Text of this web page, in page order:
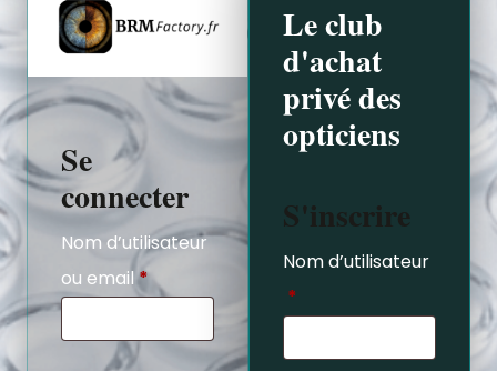
Se
connecter
Nom d’utilisateur
ou email*
Le club
d'achat
privé des
opticiens
S'inscrire
Nom d’utilisateur
*